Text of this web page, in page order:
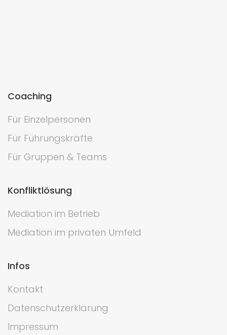
Coaching
Für Einzelpersonen
Für Führungskräfte
Für Gruppen & Teams
Konfliktlösung
Mediation im Betrieb
Mediation im privaten Umfeld
Infos
Kontakt
Datenschutzerklärung
Impressum